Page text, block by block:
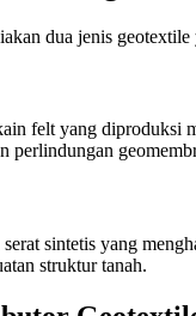
dua jenis
felt yang diproduksi
perlindungan
sintetis yang
struktur tanah.